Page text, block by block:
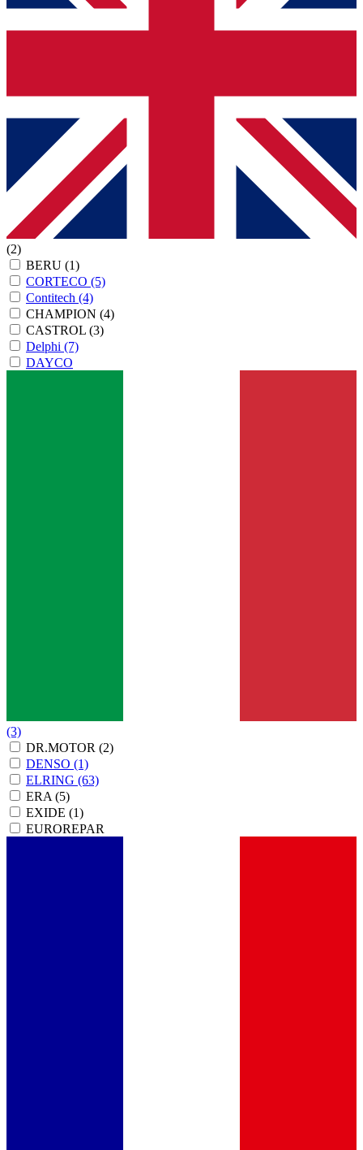
(2)
BERU (1)
CORTECO (5)
Contitech (4)
CHAMPION (4)
CASTROL (3)
Delphi (7)
DAYCO
(3)
DR.MOTOR (2)
DENSO (1)
ELRING (63)
ERA (5)
EXIDE (1)
EUROREPAR